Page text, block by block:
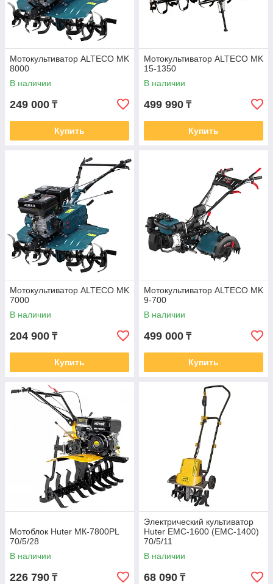
Мотокультиватор ALTECO MK
8000
В наличии
249 000 ₸
Купить
Мотокультиватор ALTECO MK
15-1350
В наличии
499 990 ₸
Купить
Мотокультиватор ALTECO MK
7000
В наличии
204 900 ₸
Купить
Мотокультиватор ALTECO MK
9-700
В наличии
499 000 ₸
Купить
Мотоблок Huter МК-7800PL
70/5/28
В наличии
226 790 ₸
Электрический культиватор
Huter ЕМС-1600 (EMC-1400)
70/5/11
В наличии
68 090 ₸